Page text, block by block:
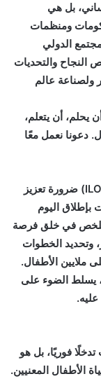
بل هي
ومنظمات
الدولي
والتحديات
ولصناعة عالم
يحلم، أن يتعلم،
دعونا نعمل معًا
في العام 2002، أدركت منظمة العمل الدولية (ILO) ضرورة تعزيز
اليوم
في خلق فرصة
وتحديد الخطوات
ملايين الأطفال.
يسلط الضوء على
فوريًا، بل هو
الأطفال المعنيين.